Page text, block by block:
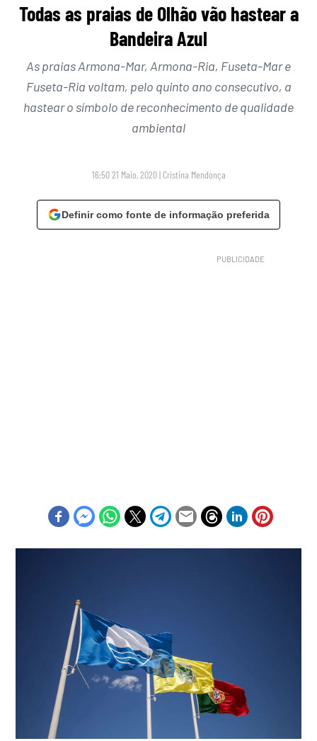
Todas as praias de Olhão vão hastear a
Bandeira Azul
As praias Armona-Mar, Armona-Ria, Fuseta-Mar e
Fuseta-Ria voltam, pelo quinto ano consecutivo, a
hastear o símbolo de reconhecimento de qualidade
ambiental
16:50 21 Maio, 2020 | Cristina Mendonça
Definir como fonte de informação preferida